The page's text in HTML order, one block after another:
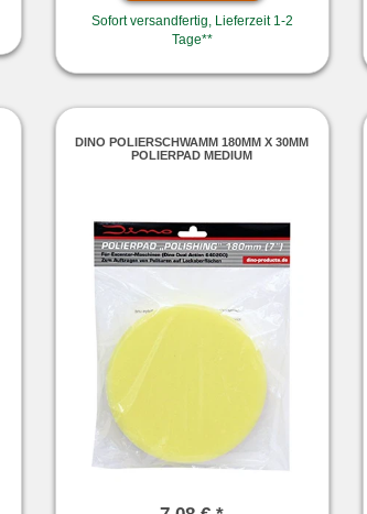
Sofort versandfertig, Lieferzeit 1-2
Tage**
DINO POLIERSCHWAMM 180MM X 30MM
POLIERPAD MEDIUM